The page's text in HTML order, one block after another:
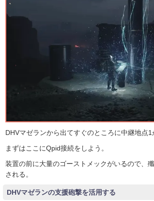
DHVマゼランから出てすぐのところに中継地点1
まずはここにQpid接続をしよう。
装置の前に大量のゴーストメックがいるので、
される。
DHVマゼランの支援砲撃を活用する